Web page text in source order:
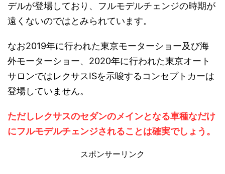
デルが登場しており、フルモデルチェンジの時期が
遠くないのではとみられています。
なお2019年に行われた東京モーターショー及び海
外モーターショー、2020年に行われた東京オート
サロンではレクサスISを示唆するコンセプトカーは
登場していません。
ただしレクサスのセダンのメインとなる車種なだけ
にフルモデルチェンジされることは確実でしょう。
スポンサーリンク